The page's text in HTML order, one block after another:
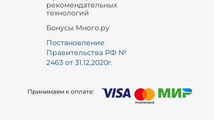
рекомендательных
технологий
Бонусы Много.ру
Постановление
Правительства РФ №
2463 от 31.12.2020г.
Принимаем к оплате: